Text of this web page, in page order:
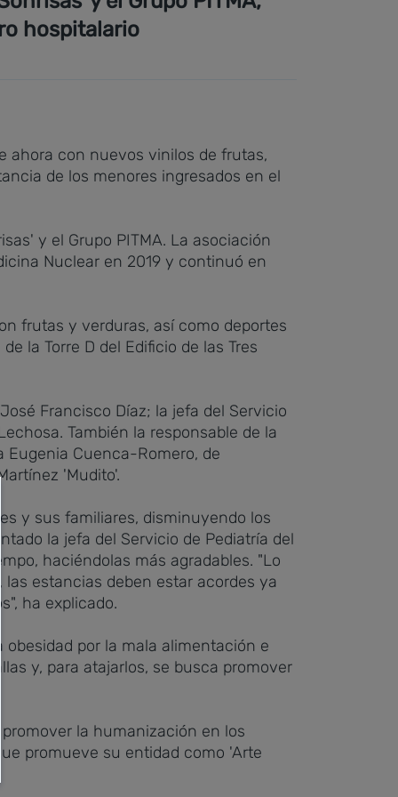
hospitalario
ahora con nuevos vinilos de frutas,
de los menores ingresados en el
y el Grupo PITMA. La asociación
Nuclear en 2019 y continuó en
frutas y verduras, así como deportes
la Torre D del Edificio de las Tres
Francisco Díaz; la jefa del Servicio
También la responsable de la
Eugenia Cuenca-Romero, de
'Mudito'.
y sus familiares, disminuyendo los
la jefa del Servicio de Pediatría del
haciéndolas más agradables. "Lo
estancias deben estar acordes ya
ha explicado.
por la mala alimentación e
y, para atajarlos, se busca promover
la humanización en los
promueve su entidad como 'Arte